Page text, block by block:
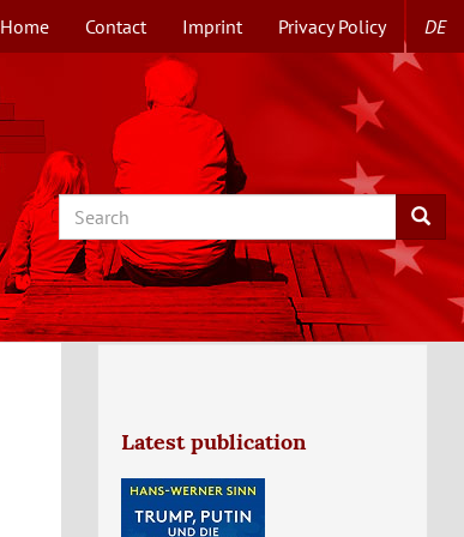
TOPMENUE
EN
Home Contact Imprint Privacy Policy DE
Search Search
Latest publication